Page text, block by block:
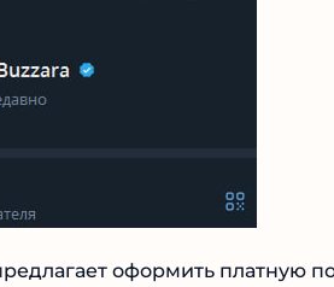
оформить платную